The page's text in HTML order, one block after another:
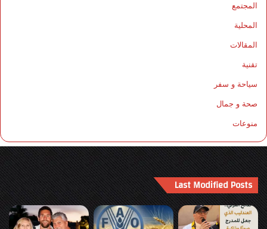
المجتمع
المحلية
المقالات
تقنية
سياحة و سفر
صحة و جمال
منوعات
Last Modified Posts